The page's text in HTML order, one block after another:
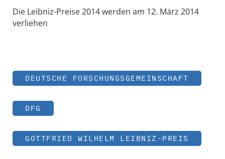
Die Leibniz-Preise 2014 werden am 12. März 2014
verliehen
DEUTSCHE FORSCHUNGSGEMEINSCHAFT
DFG
GOTTFRIED WILHELM LEIBNIZ-PREIS